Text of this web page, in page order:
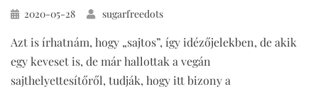
Közzétéve
2020-05-28 sugarfreedots
Azt is írhatnám, hogy „sajtos”, így idézőjelekben, de akik
egy keveset is, de már hallottak a vegán
sajthelyettesítőről, tudják, hogy itt bizony a